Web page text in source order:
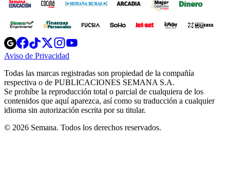
Opens
in
new
Opens
in
new
Opens
in
new
window
Opens
new
windowwindow
Aviso de Privacidad
new
window
Todas las marcas registradas son propiedad de la compañía
respectiva o de PUBLICACIONES SEMANA S.A.
Se prohíbe la reproducción total o parcial de cualquiera de los
contenidos que aquí aparezca, así como su traducción a cualquier
idioma sin autorización escrita por su titular.
© 2026 Semana. Todos los derechos reservados.